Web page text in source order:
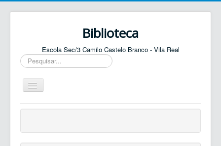
Biblioteca
Escola Sec/3 Camilo Castelo Branco - Vila Real
Pesquisar...
Ativar/Desativar
navegação
entrada
catálogo